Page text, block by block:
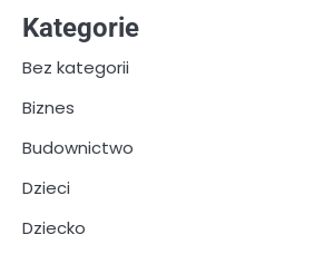
Kategorie
Bez kategorii
Biznes
Budownictwo
Dzieci
Dziecko